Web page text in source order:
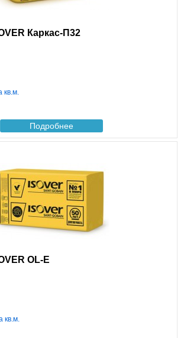
Каркас-П32
кв.м.
Подробнее
OL-E
кв.м.